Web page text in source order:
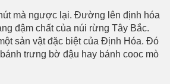
mà ngược lại. Đường lên định hóa
đậm chất của núi rừng Tây Bắc.
sản vật đặc biệt của Định Hóa. Đó
trưng bờ đậu hay bánh cooc mò